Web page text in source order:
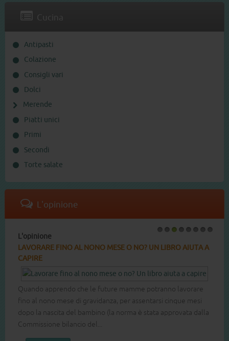
Cucina
Antipasti
Colazione
Consigli vari
Dolci
Merende
Piatti unici
Primi
Secondi
Torte salate
L'opinione
L'opinione
LAVORARE FINO AL NONO MESE O NO? UN LIBRO AIUTA A
CAPIRE
Quando apprendo che le future mamme potranno lavorare
fino al nono mese di gravidanza, per assentarsi cinque mesi
dopo la nascita del bambino (la norma è stata approvata dalla
Commissione bilancio del...